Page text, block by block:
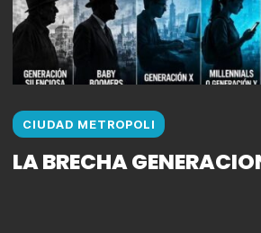
CIUDAD METROPOLI
LA BRECHA